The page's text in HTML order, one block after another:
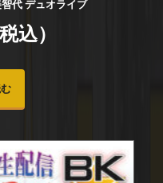
代 デュオライブ
税込）